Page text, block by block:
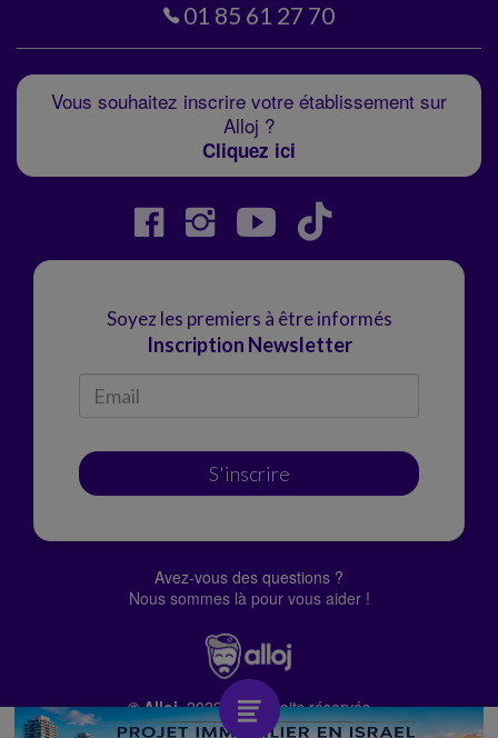
01 85 61 27 70
Vous souhaitez inscrire votre établissement sur
Alloj ?
Cliquez ici
Soyez les premiers à être informés
Inscription Newsletter
S'inscrire
Avez-vous des questions ?
Nous sommes là pour vous aider !
© Alloj.2022 Tous droits réservés